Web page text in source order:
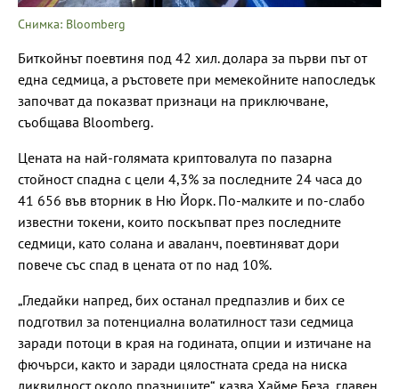
Снимка: Bloomberg
Биткойнът поевтиня под 42 хил. долара за първи път от
една седмица, а ръстовете при мемекойните напоследък
започват да показват признаци на приключване,
съобщава Bloomberg.
Цената на най-голямата криптовалута по пазарна
стойност спадна с цели 4,3% за последните 24 часа до
41 656 във вторник в Ню Йорк. По-малките и по-слабо
известни токени, които поскъпват през последните
седмици, като солана и аваланч, поевтиняват дори
повече със спад в цената от по над 10%.
„Гледайки напред, бих останал предпазлив и бих се
подготвил за потенциална волатилност тази седмица
заради потоци в края на годината, опции и изтичане на
фючърси, както и заради цялостната среда на ниска
ликвидност около празниците“, казва Хайме Беза, главен